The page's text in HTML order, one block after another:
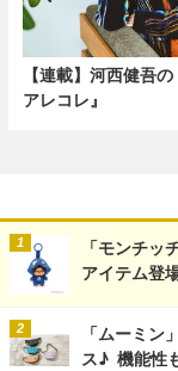
【連載】河西健吾
アレコレ』
「モンチッ
アイテム登
「ムーミン
ス♪ 機能性